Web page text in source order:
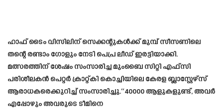
ഹാഫ് ടൈം വിസിലിന് സെക്കന്റുകൾക്ക് മുമ്പ് സീസണിലെ
തന്റെ രണ്ടാം ഗോളും നേടി പെപ്ര ലീഡ് ഇരട്ടിയാക്കി.
മത്സരത്തിന് ശേഷം സംസാരിച്ച മുംബൈ സിറ്റി എഫ്‌സി
പരിശീലകൻ പെറ്റർ ക്രാറ്റ്കി കൊച്ചിയിലെ കേരള ബ്ലാസ്റ്റേഴ്‌സ്
ആരാധകരെക്കുറിച്ച് സംസാരിച്ചു.“40000 ആളുകളുണ്ട്, അവർ
എപ്പോഴും അവരുടെ ടീമിനെ